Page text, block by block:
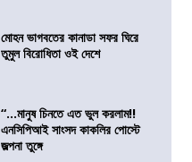
মোহন ভাগবতের কানাডা সফর ঘিরে
তুমুল বিরোধিতা ওই দেশে
“…মানুষ চিনতে এত ভুল করলাম!!
এনসিপিআই সাংসদ কাকলির পোস্টে
জল্পনা তুঙ্গে